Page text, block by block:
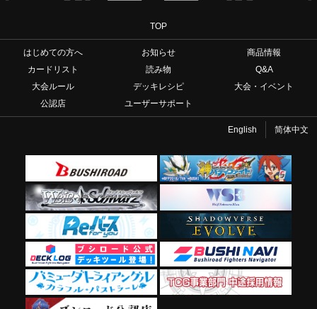
TOP
はじめての方へ お知らせ
商品情報
カードリスト
読み物
Q&A
大会ルール
デッキレシピ
大会・イベント
公認店
ユーザーサポート
English 简体中文